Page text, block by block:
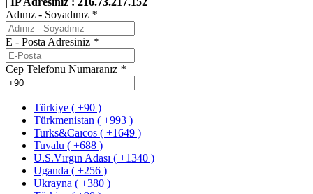
Adınız - Soyadınız *
E - Posta Adresiniz *
Cep Telefonu Numaranız *
Türkiye ( +90 )
Türkmenistan ( +993 )
Turks&Caıcos ( +1649 )
Tuvalu ( +688 )
U.S.Vırgın Adası ( +1340 )
Uganda ( +256 )
Ukrayna ( +380 )